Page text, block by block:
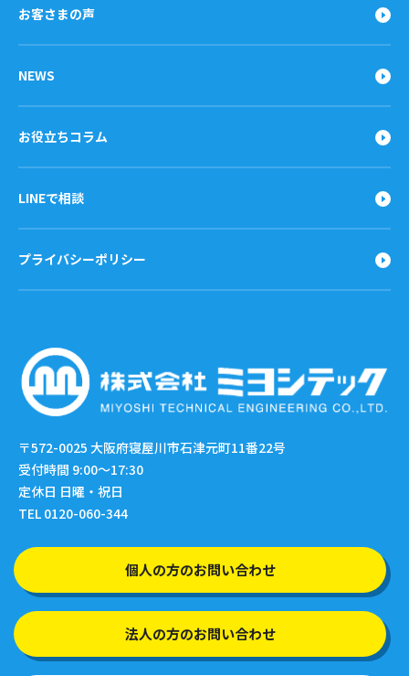
お客さまの声
NEWS
お役立ちコラム
LINEで相談
プライバシーポリシー
〒572-0025 大阪府寝屋川市石津元町11番22号
受付時間 9:00〜17:30
定休日 日曜・祝日
TEL 0120-060-344
個人の方のお問い合わせ
法人の方のお問い合わせ